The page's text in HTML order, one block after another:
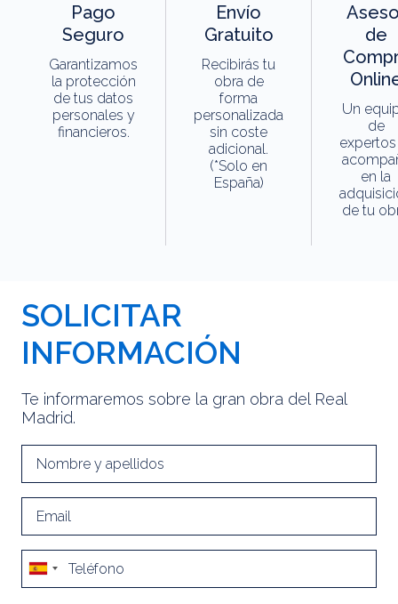
Pago
Seguro
Garantizamos
la protección
de tus datos
personales y
financieros.
Envío
Gratuito
Recibirás tu
obra de
forma
personalizada
sin coste
adicional.
(*Solo en
España)
de
Un
de
en la
de tu
SOLICITAR
INFORMACIÓN
Te informaremos sobre la gran obra del Real
Madrid.